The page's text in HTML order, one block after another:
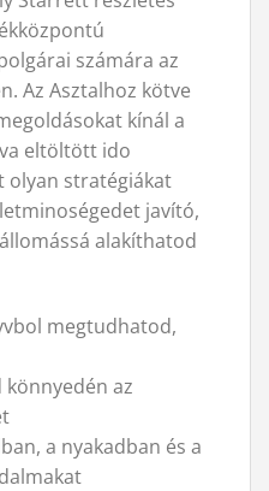
számára az
Az Asztalhoz kötve
kínál a
eltöltött ido
olyan stratégiákat
javító,
alakíthatod
megtudhatod,
az
a nyakadban és a